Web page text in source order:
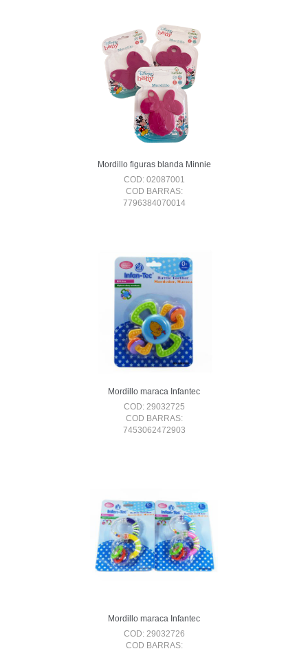
Mordillo figuras blanda Minnie
COD: 02087001
COD BARRAS:
7796384070014
Mordillo maraca Infantec
COD: 29032725
COD BARRAS:
7453062472903
Mordillo maraca Infantec
COD: 29032726
COD BARRAS: